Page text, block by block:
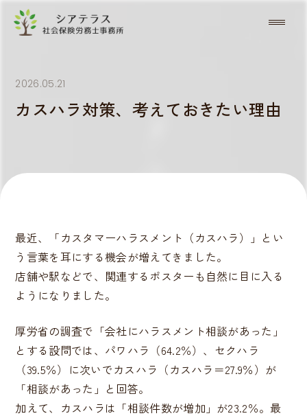
カスハラ対策、考えておきたい理由
2026.05.21
最近、「カスタマーハラスメント（カスハラ）」とい
う言葉を耳にする機会が増えてきました。
店舗や駅などで、関連するポスターも自然に目に入る
ようになりました。
厚労省の調査で「会社にハラスメント相談があった」
とする設問では、パワハラ（64.2％）、セクハラ
（39.5％）に次いでカスハラ（カスハラ＝27.9％）が
「相談があった」と回答。
加えて、カスハラは「相談件数が増加」が23.2％。最